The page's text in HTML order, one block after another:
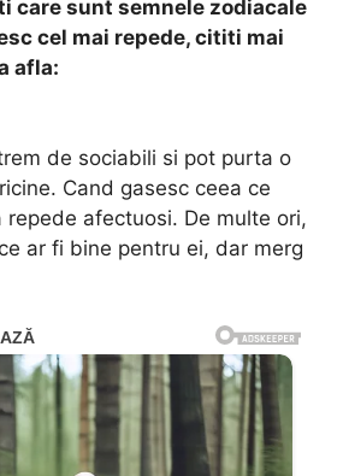
care sunt semnele zodiacale
cel mai repede, cititi mai
afla:
de sociabili si pot purta o
Cand gasesc ceea ce
repede afectuosi. De multe ori,
ar fi bine pentru ei, dar merg